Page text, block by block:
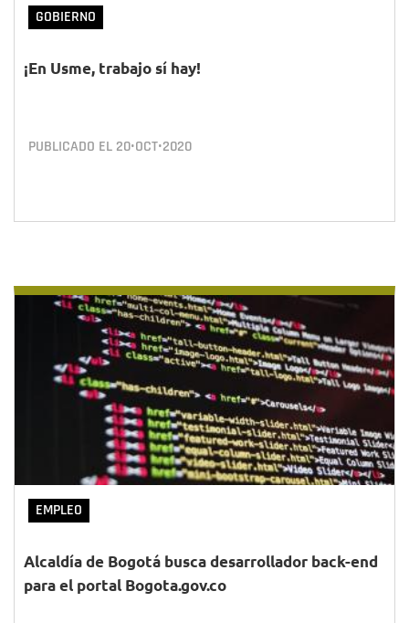
GOBIERNO
¡En Usme, trabajo sí hay!
PUBLICADO EL 20•OCT•2020
EMPLEO
Alcaldía de Bogotá busca desarrollador back-end
para el portal Bogota.gov.co